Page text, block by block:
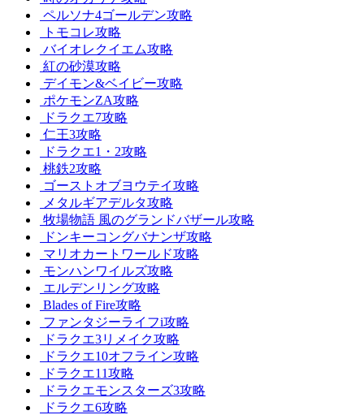
ペルソナ4ゴールデン攻略
トモコレ攻略
バイオレクイエム攻略
紅の砂漠攻略
デイモン&ベイビー攻略
ポケモンZA攻略
ドラクエ7攻略
仁王3攻略
ドラクエ1・2攻略
桃鉄2攻略
ゴーストオブヨウテイ攻略
メタルギアデルタ攻略
牧場物語 風のグランドバザール攻略
ドンキーコングバナンザ攻略
マリオカートワールド攻略
モンハンワイルズ攻略
エルデンリング攻略
Blades of Fire攻略
ファンタジーライフi攻略
ドラクエ3リメイク攻略
ドラクエ10オフライン攻略
ドラクエ11攻略
ドラクエモンスターズ3攻略
ドラクエ6攻略